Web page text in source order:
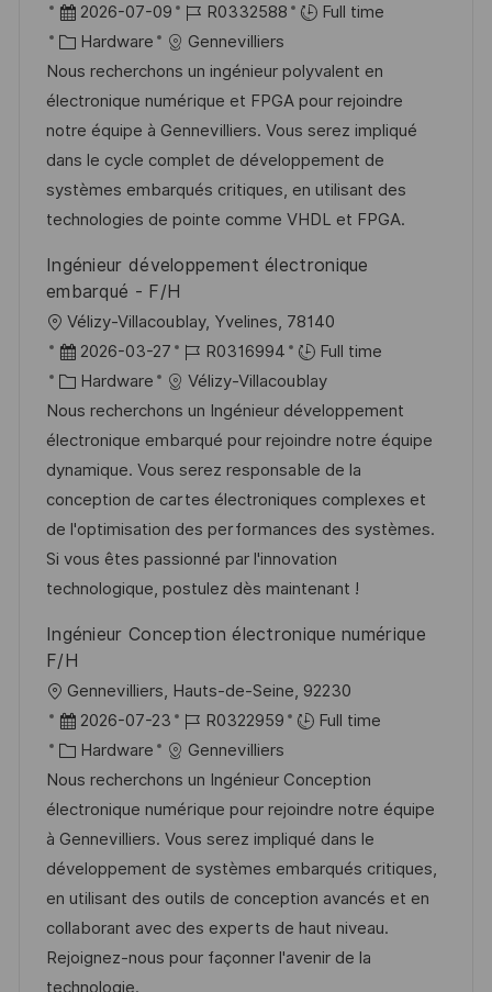
o
c
a
t
i
o
n
P
o
s
t
e
d
D
a
e
2026-07-09
J
o
b
I
d
R0332588
Full time
C
a
t
e
g
o
r
Hardware
Gennevilliers
Nous recherchons un ingénieur polyvalent en
électronique numérique et FPGA pour rejoindre
notre équipe à Gennevilliers. Vous serez impliqué
dans le cycle complet de développement de
systèmes embarqués critiques, en utilisant des
technologies de pointe comme VHDL et FPGA.
Ingénieur développement électronique
embarqué - F/H
L
o
c
a
t
i
o
n
Vélizy-Villacoublay, Yvelines, 78140
P
o
s
t
e
d
D
a
t
2026-03-27
J
o
b
I
d
R0316994
Full time
C
a
t
e
g
o
r
y
Hardware
Vélizy-Villacoublay
Nous recherchons un Ingénieur développement
électronique embarqué pour rejoindre notre équipe
dynamique. Vous serez responsable de la
conception de cartes électroniques complexes et
de l'optimisation des performances des systèmes.
Si vous êtes passionné par l'innovation
technologique, postulez dès maintenant !
Ingénieur Conception électronique numérique
F/H
L
o
c
a
t
i
o
n
Gennevilliers, Hauts-de-Seine, 92230
P
o
s
t
e
d
D
a
t
e
2026-07-23
J
o
b
I
d
R0322959
Full time
C
a
t
e
g
o
r
y
Hardware
Gennevilliers
Nous recherchons un Ingénieur Conception
électronique numérique pour rejoindre notre équipe
à Gennevilliers. Vous serez impliqué dans le
développement de systèmes embarqués critiques,
en utilisant des outils de conception avancés et en
collaborant avec des experts de haut niveau.
Rejoignez-nous pour façonner l'avenir de la
technologie.